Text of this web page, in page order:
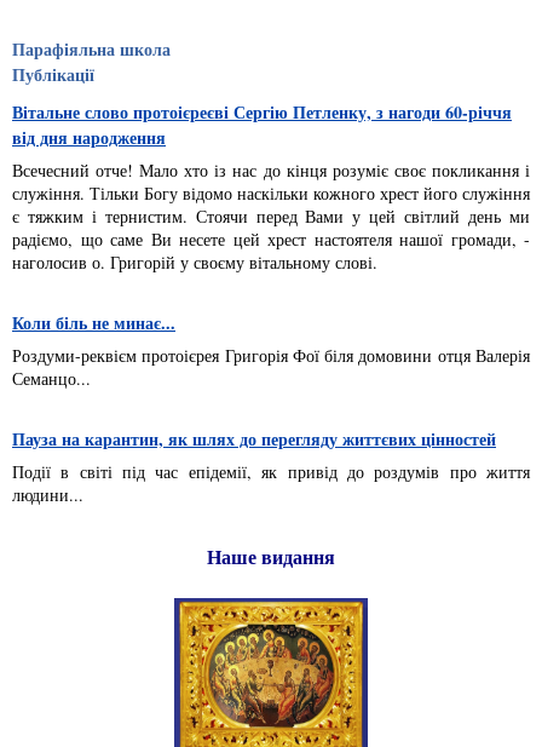
Парафіяльна школа
Публікації
Вітальне слово протоієреєві Сергію Петленку, з нагоди 60-річчя
від дня народження
Всечесний отче! Мало хто із нас до кінця розуміє своє покликання і
служіння. Тільки Богу відомо наскільки кожного хрест його служіння
є тяжким і тернистим. Стоячи перед Вами у цей світлий день ми
радіємо, що саме Ви несете цей хрест настоятеля нашої громади, -
наголосив о. Григорій у своєму вітальному слові.
Коли біль не минає...
Роздуми-реквієм протоієрея Григорія Фої біля домовини отця Валерія
Семанцо...
Пауза на карантин, як шлях до перегляду життєвих цінностей
Події в світі під час епідемії, як привід до роздумів про життя
людини...
Наше видання